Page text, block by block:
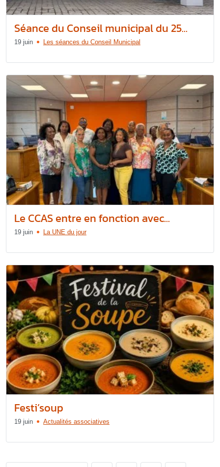
Séance du Conseil municipal du 25...
19 juin Les séances du Conseil Municipal
Le CCAS entre en fonction avec...
19 juin La UNE du jour
Festi’soup
19 juin Actualités associatives